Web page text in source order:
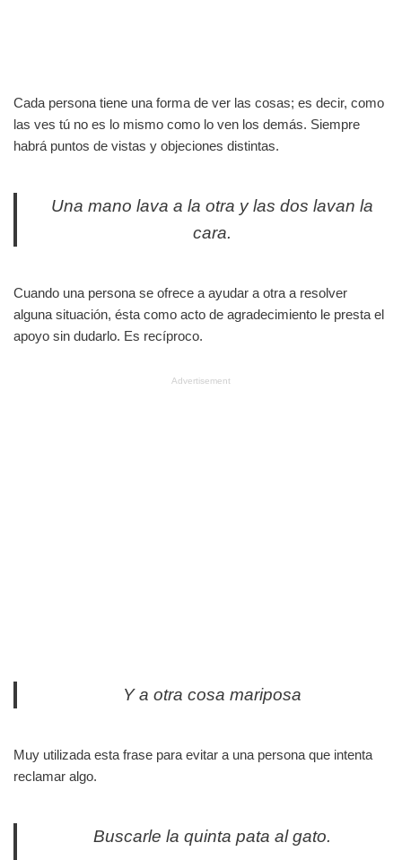
Cada persona tiene una forma de ver las cosas; es decir, como
las ves tú no es lo mismo como lo ven los demás. Siempre
habrá puntos de vistas y objeciones distintas.
Una mano lava a la otra y las dos lavan la
cara.
Cuando una persona se ofrece a ayudar a otra a resolver
alguna situación, ésta como acto de agradecimiento le presta el
apoyo sin dudarlo. Es recíproco.
Advertisement
Y a otra cosa mariposa
Muy utilizada esta frase para evitar a una persona que intenta
reclamar algo.
Buscarle la quinta pata al gato.